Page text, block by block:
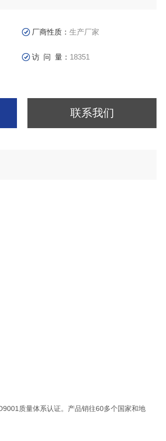
厂商性质：生产厂家
访 问 量： 18351
联系我们
质量体系认证。产品销往60多个国家和地